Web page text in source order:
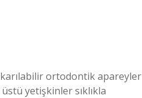
ortodontik apareyler
yetişkinler sıklıkla